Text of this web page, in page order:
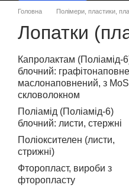
Головна Полімери, пластики,
Лопатки
Капролактам (Поліамід-
блочний:
маслонаповнений, з
скловолокном
Поліамід (Поліамід-6)
блочний: листи, стержні
Поліоксителен (листи,
стрижні)
Фторопласт, вироби з
фторопласту